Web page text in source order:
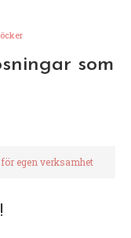
som
egen verksamhet